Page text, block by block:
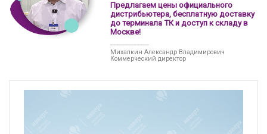
Предлагаем цены официального
дистрибьютера, бесплатную доставку
до терминала ТК и доступ к складу в
Москве!
Михалкин Александр Владимирович
Коммерческий директор